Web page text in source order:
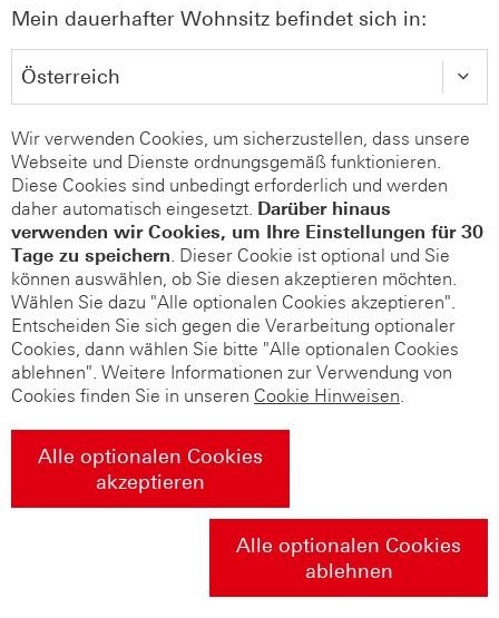
Mein dauerhafter Wohnsitz befindet sich in:
Wir verwenden Cookies, um sicherzustellen, dass unsere
Webseite und Dienste ordnungsgemäß funktionieren.
Diese Cookies sind unbedingt erforderlich und werden
daher automatisch eingesetzt. Darüber hinaus
verwenden wir Cookies, um Ihre Einstellungen für 30
Tage zu speichern. Dieser Cookie ist optional und Sie
können auswählen, ob Sie diesen akzeptieren möchten.
Wählen Sie dazu "Alle optionalen Cookies akzeptieren".
Entscheiden Sie sich gegen die Verarbeitung optionaler
Cookies, dann wählen Sie bitte "Alle optionalen Cookies
ablehnen". Weitere Informationen zur Verwendung von
Cookies finden Sie in unseren Cookie Hinweisen.
Alle optionalen Cookies
akzeptieren
Alle optionalen Cookies
ablehnen